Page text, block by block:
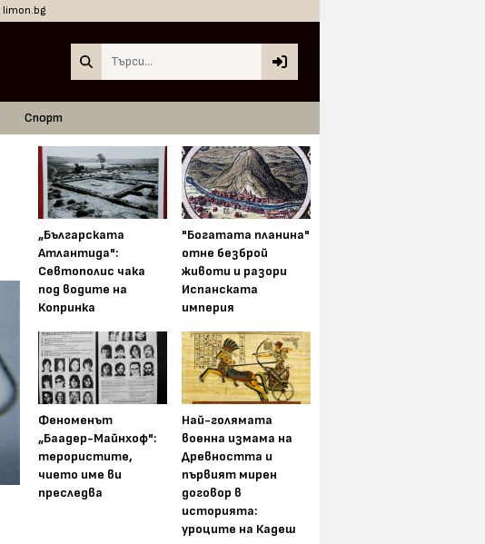
limon.bg
Спорт
„Българската
Атлантида":
Севтополис чака
под водите на
Копринка
"Богатата планина"
отне безброй
животи и разори
Испанската
империя
Феноменът
„Баадер-Майнхоф":
терористите,
чието име ви
преследва
Най-голямата
военна измама на
Древността и
първият мирен
договор в
историята:
уроците на Кадеш